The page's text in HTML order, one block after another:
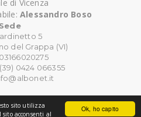
Ok, ho capito
sito utilizza
acconsenti al
di Vicenza
Alessandro Boso
Sede
5
del Grappa (VI)
03166020275
(39) 0424 066355
Tutti i diritti riservati.